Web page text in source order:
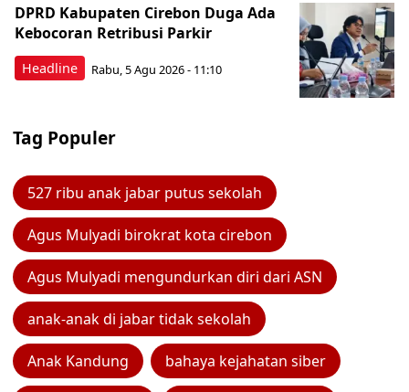
Headline
DPRD Kabupaten Cirebon Duga Ada
Kebocoran Retribusi Parkir
Rabu, 5 Agu 2026 - 11:10
Tag Populer
527 ribu anak jabar putus sekolah
Agus Mulyadi birokrat kota cirebon
Agus Mulyadi mengundurkan diri dari ASN
anak-anak di jabar tidak sekolah
Anak Kandung bahaya kejahatan siber